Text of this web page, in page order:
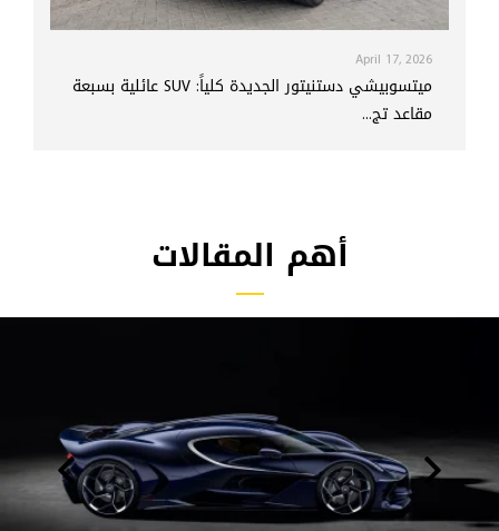
April 17, 2026
ميتسوبيشي دستنيتور الجديدة كلياً: SUV عائلية بسبعة
مقاعد تج...
أهم المقالات